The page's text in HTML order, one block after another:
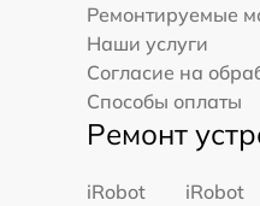
Ремонтируемые
Наши услуги
Согласие на
Способы оплаты
Ремонт
iRobot
iRobot